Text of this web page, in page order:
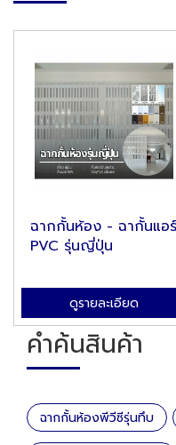
ฉากกั้นห้อง - ฉากั้นแอร์
PVC รุ่นญี่ปุ่น
ดูรายละเอียด
คำค้นสินค้า
ฉากกั้นห้องพีวีซีรุ่นทึบ